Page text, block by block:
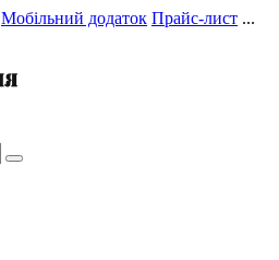
Мобільний додаток Прайс-лист ...